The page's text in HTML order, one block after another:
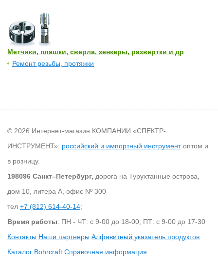
Метчики, плашки, сверла, зенкеры, развертки и др
Ремонт резьбы, протяжки
© 2026 Интернет-магазин КОМПАНИИ «СПЕКТР-
ИНСТРУМЕНТ»: российский и импортный инструментоптом и
в розницу.
198096 Санкт–Петербург, дорога на Турухтанные острова,
дом 10, литера А, офис Nº 300
тел +7 (812) 614-40-14;
Время работы: ПН - ЧТ: с 9-00 до 18-00; ПТ: с 9-00 до 17-30
Контакты Наши партнеры Алфавитный указатель продуктов
Каталог Bohrcraft Справочная информация